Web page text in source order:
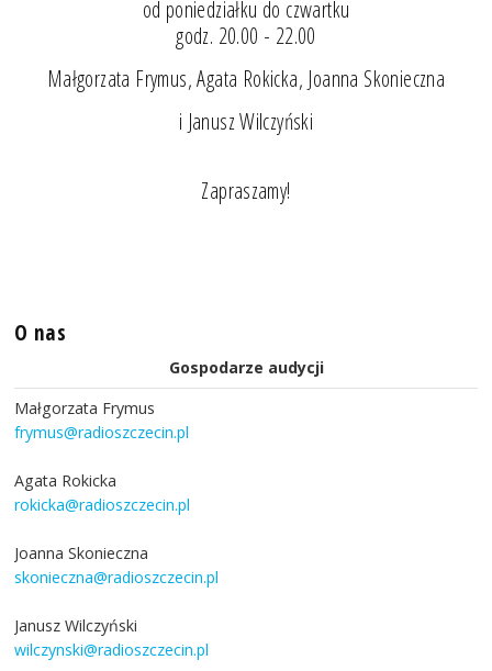
od poniedziałku do czwartku
godz. 20.00 - 22.00
Małgorzata Frymus, Agata Rokicka, Joanna Skonieczna
i Janusz Wilczyński
Zapraszamy!
O nas
Gospodarze audycji
Małgorzata Frymus
frymus@radioszczecin.pl
Agata Rokicka
rokicka@radioszczecin.pl
Joanna Skonieczna
skonieczna@radioszczecin.pl
Janusz Wilczyński
wilczynski@radioszczecin.pl